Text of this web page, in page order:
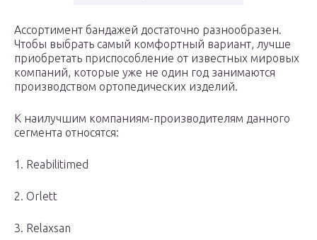
Ассортимент бандажей достаточно разнообразен.
Чтобы выбрать самый комфортный вариант, лучше
приобретать приспособление от известных мировых
компаний, которые уже не один год занимаются
производством ортопедических изделий.
К наилучшим компаниям-производителям данного
сегмента относятся:
1. Reabilitimed
2. Orlett
3. Relaxsan